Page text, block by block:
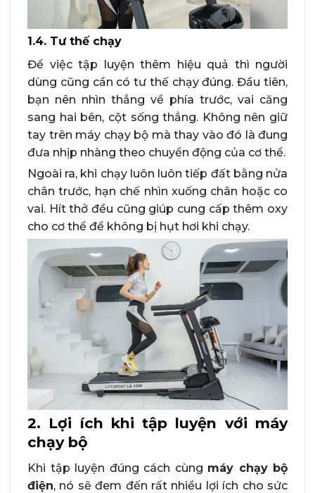
1.4. Tư thế chạy
Để việc tập luyện thêm hiệu quả thì người
dùng cũng cần có tư thế chạy đúng. Đầu tiên,
bạn nên nhìn thẳng về phía trước, vai căng
sang hai bên, cột sống thẳng. Không nên giữ
tay trên máy chạy bộ mà thay vào đó là đung
đưa nhịp nhàng theo chuyển động của cơ thể.
Ngoài ra, khi chạy luôn luôn tiếp đất bằng nửa
chân trước, hạn chế nhìn xuống chân hoặc co
vai. Hít thở đều cũng giúp cung cấp thêm oxy
cho cơ thể để không bị hụt hơi khi chạy.
2. Lợi ích khi tập luyện với máy
chạy bộ
Khi tập luyện đúng cách cùng máy chạy bộ
điện, nó sẽ đem đến rất nhiều lợi ích cho sức